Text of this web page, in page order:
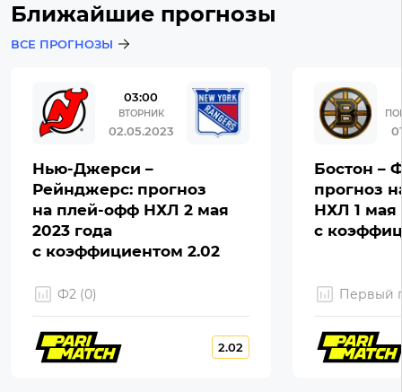
Ближайшие прогнозы
ВСЕ ПРОГНОЗЫ
03:00
ВТОРНИК
02.05.2023
Нью-Джерси –
Рейнджерс: прогноз
на плей-офф НХЛ 2 мая
2023 года
с коэффициентом 2.02
Ф2 (0)
2.02
Бостон –
прогноз
НХЛ 1 мая
с
Первый